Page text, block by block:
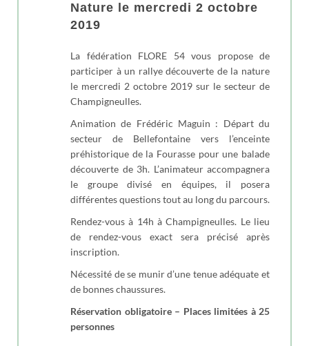
Nature le mercredi 2 octobre
2019
La fédération FLORE 54 vous propose de
participer à un rallye découverte de la nature
le mercredi 2 octobre 2019 sur le secteur de
Champigneulles.
Animation de Frédéric Maguin : Départ du
secteur de Bellefontaine vers l’enceinte
préhistorique de la Fourasse pour une balade
découverte de 3h. L’animateur accompagnera
le groupe divisé en équipes, il posera
différentes questions tout au long du parcours.
Rendez-vous à 14h à Champigneulles. Le lieu
de rendez-vous exact sera précisé après
inscription.
Nécessité de se munir d’une tenue adéquate et
de bonnes chaussures.
Réservation obligatoire – Places limitées à 25
personnes